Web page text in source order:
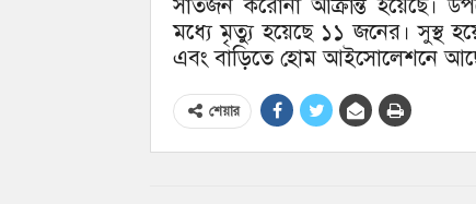
সাতজন করোনা আক্রান্ত হয়েছে।
মধ্যে মৃত্যু হয়েছে ১১ জনের। সুস্থ
এবং বাড়িতে হোম আইসোলেশনে
শেয়ার